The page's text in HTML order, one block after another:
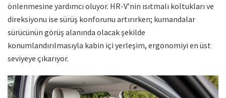
önlenmesine yardımcı oluyor. HR-V’nin ısıtmalı koltukları ve
direksiyonu ise sürüş konforunu artırırken; kumandalar
sürücünün görüş alanında olacak şekilde
konumlandırılmasıyla kabin içi yerleşim, ergonomiyi en üst
seviyeye çıkarıyor.